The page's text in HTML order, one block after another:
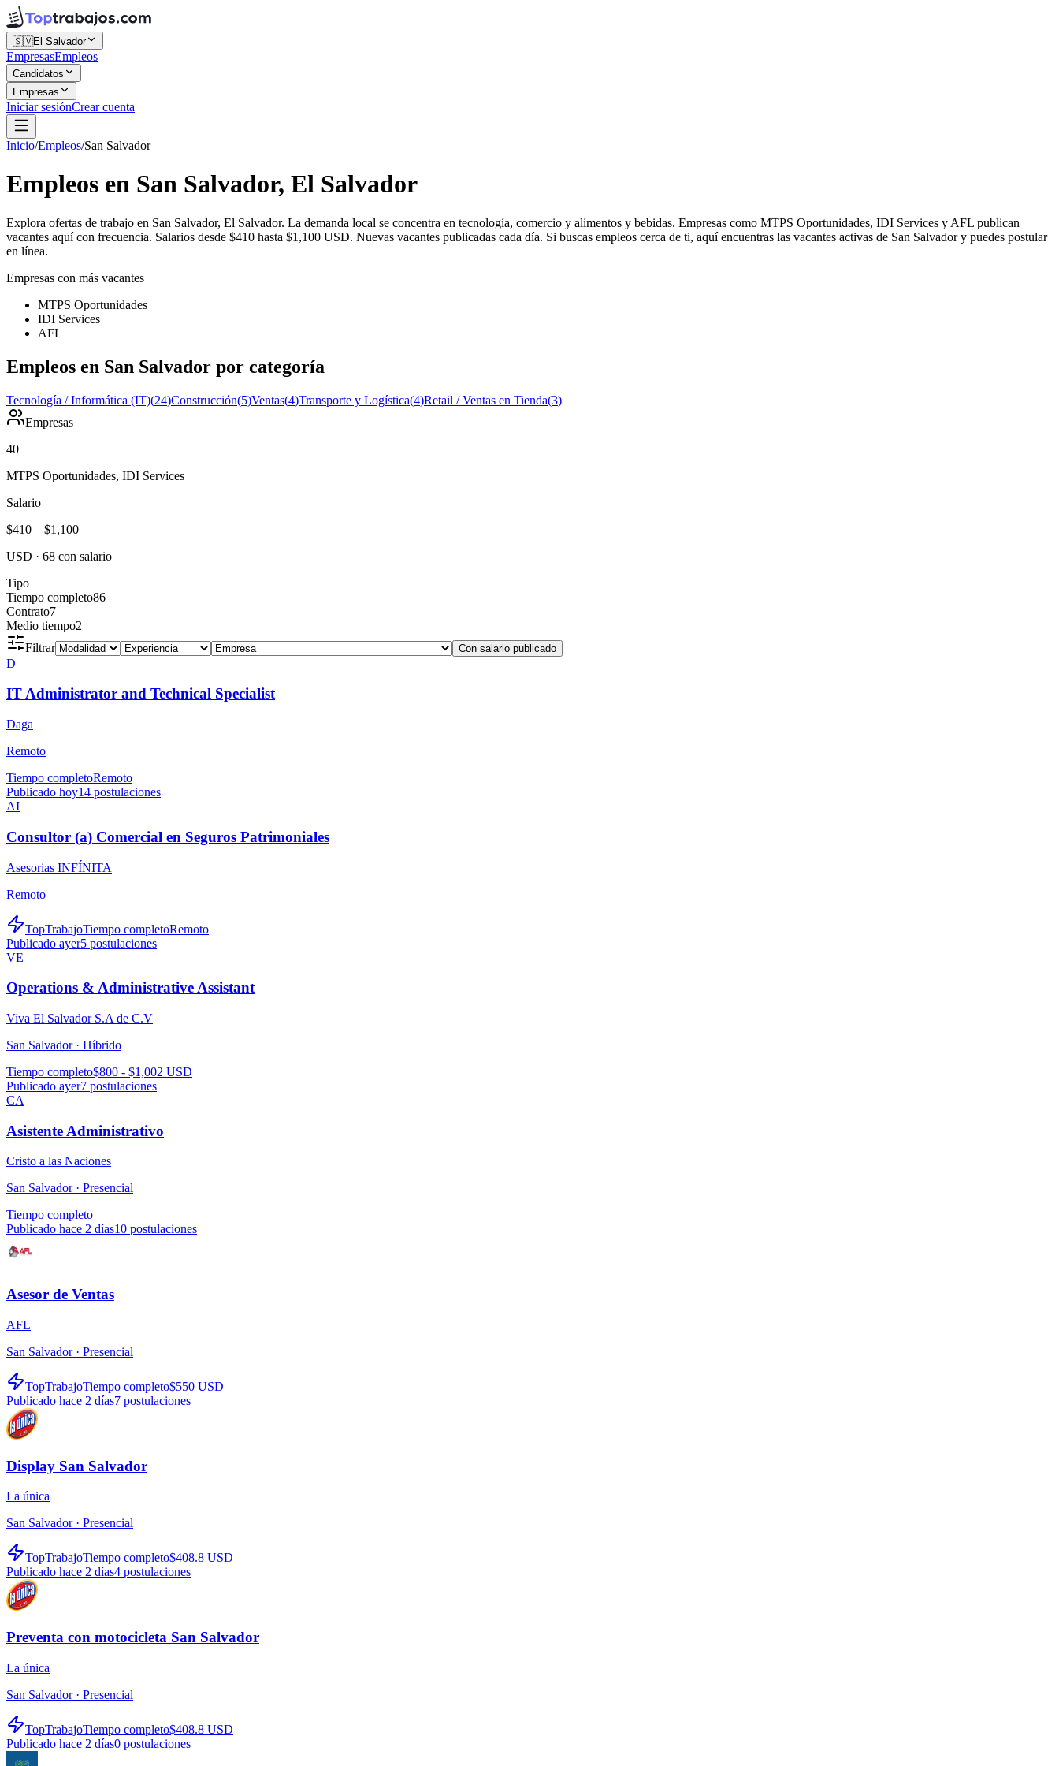
🇸🇻El Salvador
EmpresasEmpleos
Candidatos
Empresas
Iniciar sesiónCrear cuenta
Inicio/Empleos/San Salvador
Empleos en San Salvador, El Salvador
Explora ofertas de trabajo en San Salvador, El Salvador. La demanda local se concentra en tecnología, comercio y alimentos y bebidas. Empresas como MTPS Oportunidades, IDI Services y AFL publican
vacantes aquí con frecuencia. Salarios desde $410 hasta $1,100 USD. Nuevas vacantes publicadas cada día. Si buscas empleos cerca de ti, aquí encuentras las vacantes activas de San Salvador y puedes postular
en línea.
Empresas con más vacantes
MTPS Oportunidades
IDI Services
AFL
Empleos en San Salvador por categoría
Tecnología / Informática (IT)(24)Construcción(5)Ventas(4)Transporte y Logística(4)Retail / Ventas en Tienda(3)
Empresas
40
MTPS Oportunidades, IDI Services
Salario
$410 – $1,100
USD · 68 con salario
Tipo
Tiempo completo86
Contrato7
Medio tiempo2
Filtrar
Con salario publicado
D
IT Administrator and Technical Specialist
Daga
Remoto
Tiempo completoRemoto
Publicado hoy14 postulaciones
AI
Consultor (a) Comercial en Seguros Patrimoniales
Asesorias INFÍNITA
Remoto
TopTrabajoTiempo completoRemoto
Publicado ayer5 postulaciones
VE
Operations & Administrative Assistant
Viva El Salvador S.A de C.V
San Salvador · Híbrido
Tiempo completo$800 - $1,002 USD
Publicado ayer7 postulaciones
CA
Asistente Administrativo
Cristo a las Naciones
San Salvador · Presencial
Tiempo completo
Publicado hace 2 días10 postulaciones
Asesor de Ventas
AFL
San Salvador · Presencial
TopTrabajoTiempo completo$550 USD
Publicado hace 2 días7 postulaciones
Display San Salvador
La única
San Salvador · Presencial
TopTrabajoTiempo completo$408.8 USD
Publicado hace 2 días4 postulaciones
Preventa con motocicleta San Salvador
La única
San Salvador · Presencial
TopTrabajoTiempo completo$408.8 USD
Publicado hace 2 días0 postulaciones